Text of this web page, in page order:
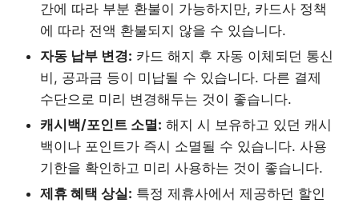
간에 따라 부분 환불이 가능하지만, 카드사 정책
에 따라 전액 환불되지 않을 수 있습니다.
자동 납부 변경: 카드 해지 후 자동 이체되던 통신
비, 공과금 등이 미납될 수 있습니다. 다른 결제
수단으로 미리 변경해두는 것이 좋습니다.
캐시백/포인트 소멸: 해지 시 보유하고 있던 캐시
백이나 포인트가 즉시 소멸될 수 있습니다. 사용
기한을 확인하고 미리 사용하는 것이 좋습니다.
제휴 혜택 상실: 특정 제휴사에서 제공하던 할인